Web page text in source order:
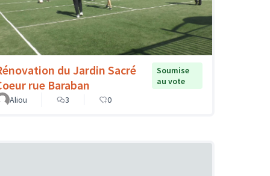
du Jardin Sacré
rue Baraban
Soumise
au vote
Aliou
3 0